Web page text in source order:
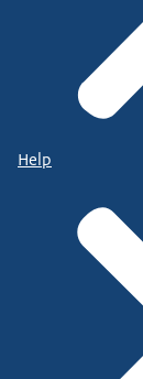
Help